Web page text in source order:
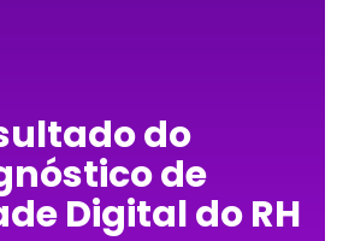
do
de
Digital do RH